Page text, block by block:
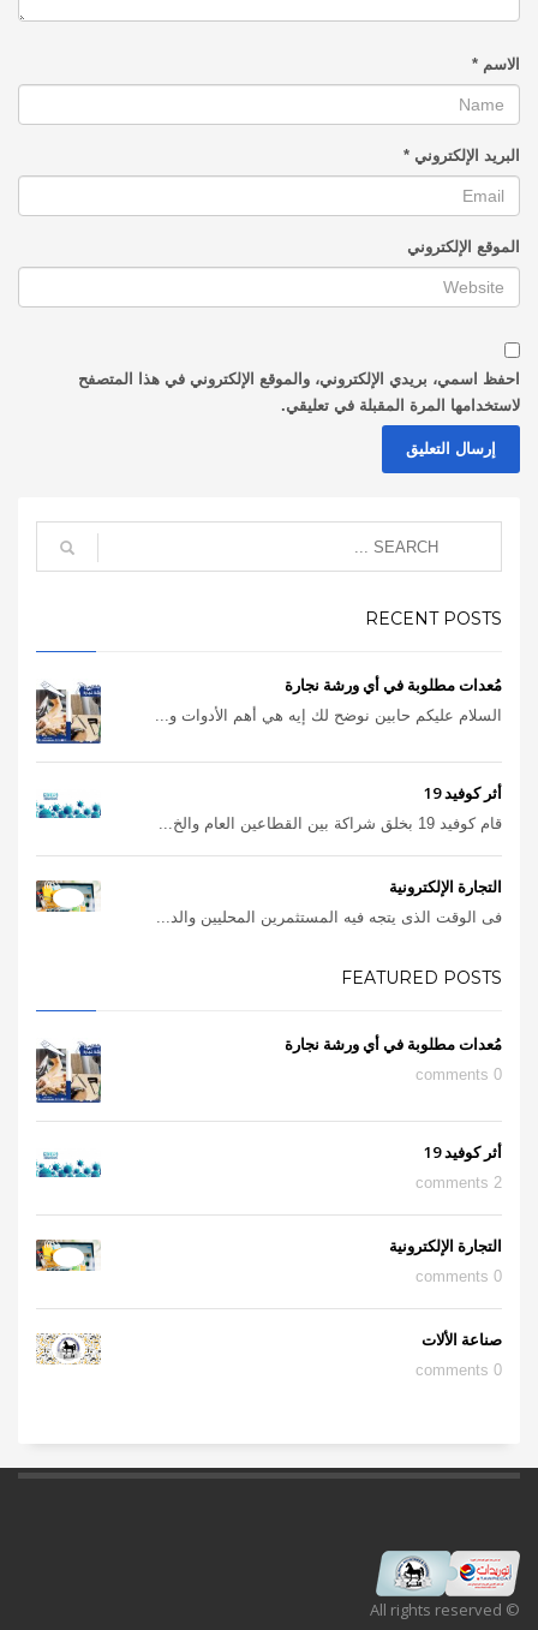
الاسم *
البريد الإلكتروني *
الموقع الإلكتروني
احفظ اسمي، بريدي الإلكتروني، والموقع الإلكتروني في هذا المتصفح
لاستخدامها المرة المقبلة في تعليقي.
RECENT POSTS
مُعدات مطلوبة في أي ورشة نجارة
السلام عليكم حابين نوضح لك إيه هي أهم الأدوات و...
أثر كوفيد 19
قام كوفيد 19 بخلق شراكة بين القطاعين العام والخ...
التجارة الإلكترونية
فى الوقت الذى يتجه فيه المستثمرين المحليين والد...
FEATURED POSTS
مُعدات مطلوبة في أي ورشة نجارة
0 comments
أثر كوفيد 19
2 comments
التجارة الإلكترونية
0 comments
صناعة الألات
0 comments
© All rights reserved